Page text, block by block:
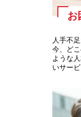
お
人手不
今、ど
ような
いサー